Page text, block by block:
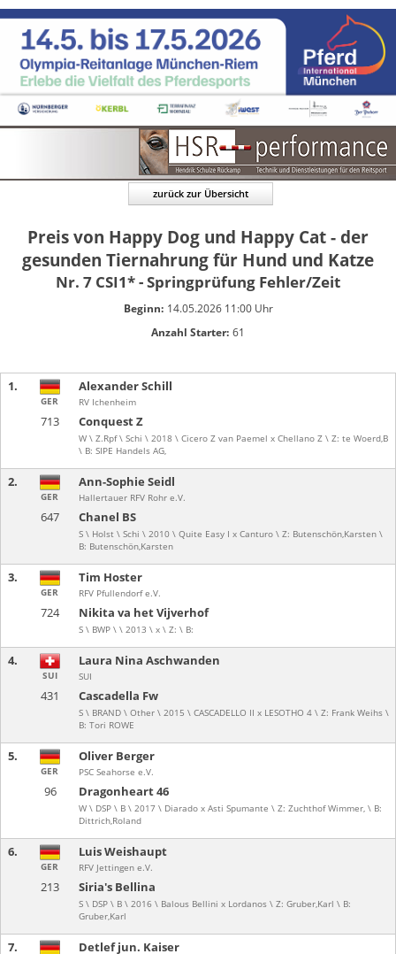
zurück zur Übersicht
Preis von Happy Dog und Happy Cat - der
gesunden Tiernahrung für Hund und Katze
Nr. 7 CSI1* - Springprüfung Fehler/Zeit
Beginn: 14.05.2026 11:00 Uhr
Anzahl Starter: 61
1.
713 Conquest Z
W \ Z.Rpf \ Schi \ 2018 \ Cicero Z van Paemel x Chellano Z \ Z: te Woerd,B
\ B: SIPE Handels AG,
GER
Alexander Schill
RV Ichenheim
2.
647 Chanel BS
S \ Holst \ Schi \ 2010 \ Quite Easy I x Canturo \ Z: Butenschön,Karsten \
B: Butenschön,Karsten
GER
Ann-Sophie Seidl
Hallertauer RFV Rohr e.V.
3.
724 Nikita va het Vijverhof
S \ BWP \ \ 2013 \ x \ Z: \ B:
GER
Tim Hoster
RFV Pfullendorf e.V.
4.
431 Cascadella Fw
S \ BRAND \ Other \ 2015 \ CASCADELLO II x LESOTHO 4 \ Z: Frank Weihs \
B: Tori ROWE
SUI
Laura Nina Aschwanden
SUI
5.
96 Dragonheart 46
W \ DSP \ B \ 2017 \ Diarado x Asti Spumante \ Z: Zuchthof Wimmer, \ B:
Dittrich,Roland
GER
Oliver Berger
PSC Seahorse e.V.
6.
213 Siria's Bellina
S \ DSP \ B \ 2016 \ Balous Bellini x Lordanos \ Z: Gruber,Karl \ B:
Gruber,Karl
GER
Luis Weishaupt
RFV Jettingen e.V.
7. Detlef jun. Kaiser